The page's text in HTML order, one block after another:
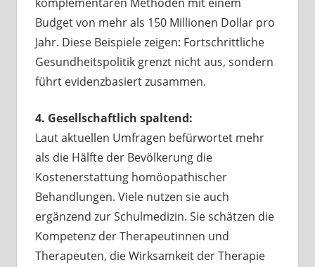
komplementären Methoden mit einem
Budget von mehr als 150 Millionen Dollar pro
Jahr. Diese Beispiele zeigen: Fortschrittliche
Gesundheitspolitik grenzt nicht aus, sondern
führt evidenzbasiert zusammen.
4. Gesellschaftlich spaltend:
Laut aktuellen Umfragen befürwortet mehr
als die Hälfte der Bevölkerung die
Kostenerstattung homöopathischer
Behandlungen. Viele nutzen sie auch
ergänzend zur Schulmedizin. Sie schätzen die
Kompetenz der Therapeutinnen und
Therapeuten, die Wirksamkeit der Therapie